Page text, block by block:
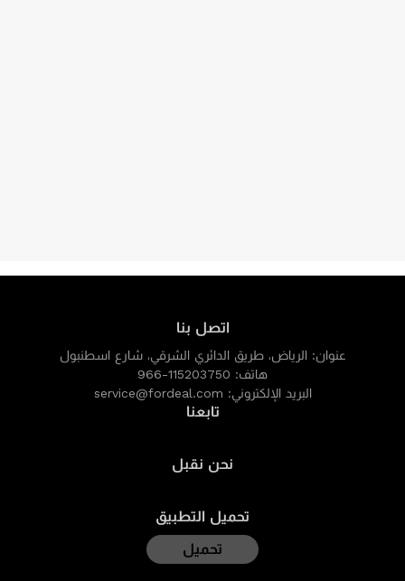
اتصل بنا
عنوان: الرياض، طريق الدائري الشرقي، شارع اسطنبول
هاتف: 966-115203750
البريد الإلكتروني: service@fordeal.com
تابعنا
نحن نقبل
تحميل التطبيق
تحميل